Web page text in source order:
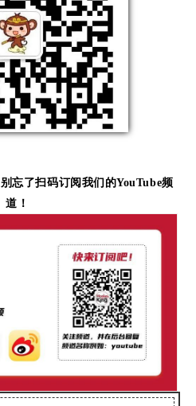
忘了扫码订阅我们的YouTube频
道！